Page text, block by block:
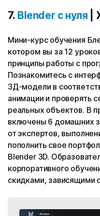
7. Blender с нуля |
Мини-курс обучения
котором вы за 12
принципы работы с
Познакомитесь с
3Д-модели в
анимации и проверять
реальных объектов. В
включены 6 домашних
от экспертов,
пополнить свое
Blender 3D.
корпоративного
скидками, зависящими